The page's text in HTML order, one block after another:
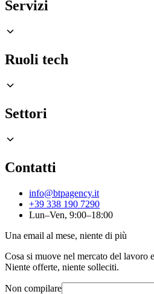
Servizi
Ruoli tech
Settori
Contatti
info@btpagency.it
+39 338 190 7290
Lun–Ven, 9:00–18:00
Una email al mese, niente di più
Cosa si muove nel mercato del lavoro
Niente offerte, niente solleciti.
Non compilare